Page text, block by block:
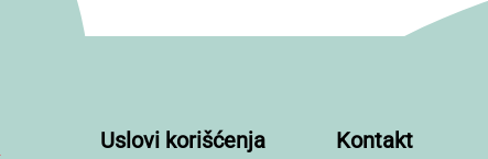
Uslovi korišćenja
Kontakt